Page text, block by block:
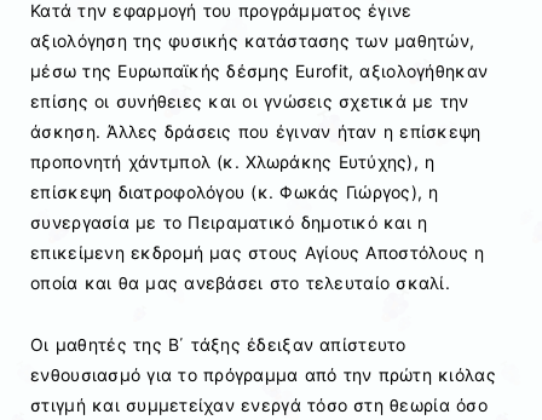
Κατά την εφαρμογή του προγράμματος έγινε
αξιολόγηση της φυσικής κατάστασης των μαθητών,
μέσω της Ευρωπαϊκής δέσμης Eurofit, αξιολογήθηκαν
επίσης οι συνήθειες και οι γνώσεις σχετικά με την
άσκηση. Άλλες δράσεις που έγιναν ήταν η επίσκεψη
προπονητή χάντμπολ (κ. Χλωράκης Ευτύχης), η
επίσκεψη διατροφολόγου (κ. Φωκάς Γιώργος), η
συνεργασία με το Πειραματικό δημοτικό και η
επικείμενη εκδρομή μας στους Αγίους Αποστόλους η
οποία και θα μας ανεβάσει στο τελευταίο σκαλί.
Οι μαθητές της Β΄ τάξης έδειξαν απίστευτο
ενθουσιασμό για το πρόγραμμα από την πρώτη κιόλας
στιγμή και συμμετείχαν ενεργά τόσο στη θεωρία όσο